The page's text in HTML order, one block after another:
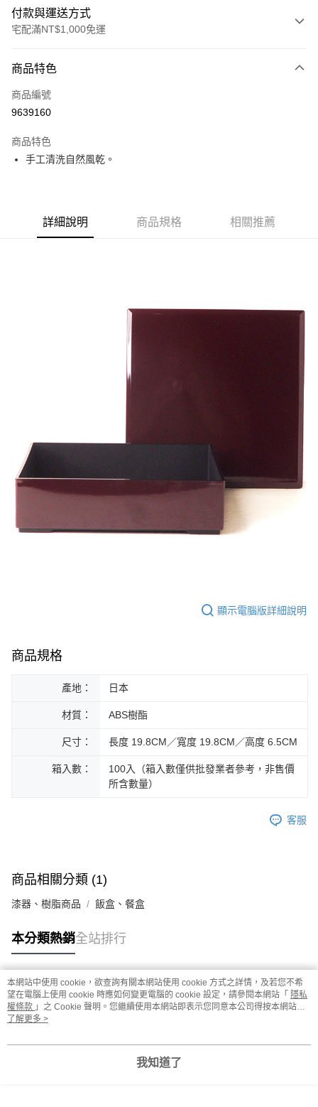
付款與運送方式
宅配滿NT$1,000免運
信用卡一次付款
LINE Pay
街口支付
ATM付款
每筆NT$200，滿NT$1,000(含以上)免運費
商品特色
商品編號
9639160
商品特色
手工清洗自然風乾。
詳細說明 商品規格 相關推薦
顯示電腦版詳細說明
商品規格
產地： 日本
材質： ABS樹酯
尺寸： 長度 19.8CM／寬度 19.8CM／高度 6.5CM
箱入數：
100入（箱入數僅供批發業者參考，非售價
所含數量）
客服
商品相關分類 (1)
漆器、樹脂商品 飯盒、餐盒
本分類熱銷全站排行
熱門標籤
本網站中使用 cookie，欲查詢有關本網站使用 cookie 方式之詳情，及若您不希
望在電腦上使用 cookie 時應如何變更電腦的 cookie 設定，請參閱本網站「 隱私
權條款 」之 Cookie 聲明。您繼續使用本網站即表示您同意本公司得按本網站使
用條款之 Cookie 聲明使用 cookie。
了解更多 >
我知道了